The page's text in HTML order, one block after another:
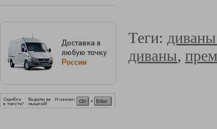
Теги:
диваны,